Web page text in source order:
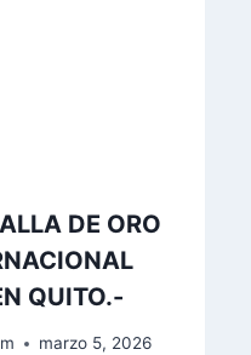
DE ORO
QUITO.-
marzo 5, 2026